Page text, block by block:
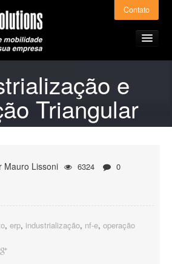
Contato
e
Triangular
Mauro Lissoni 6324 0
, erp, industrialização, nf-e, operação